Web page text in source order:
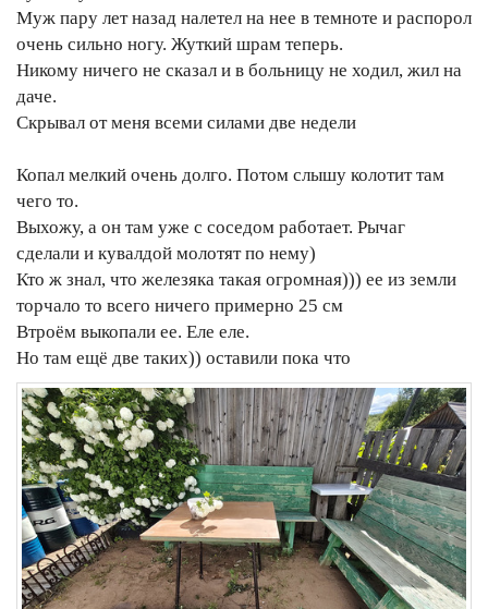
Муж пару лет назад налетел на нее в темноте и распорол
очень сильно ногу. Жуткий шрам теперь.
Никому ничего не сказал и в больницу не ходил, жил на
даче.
Скрывал от меня всеми силами две недели
Копал мелкий очень долго. Потом слышу колотит там
чего то.
Выхожу, а он там уже с соседом работает. Рычаг
сделали и кувалдой молотят по нему)
Кто ж знал, что железяка такая огромная))) ее из земли
торчало то всего ничего примерно 25 см
Втроём выкопали ее. Еле еле.
Но там ещё две таких)) оставили пока что